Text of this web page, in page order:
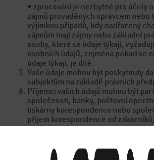
• zpracování je nezbytné pro účely
zájmů prováděných správcem nebo
výjimkou případů, kdy nadřazený
zájmům mají zájmy nebo základní
osoby, které se údaje týkají,
osobních údajů, zejména pokud se
údaje týkají, je dítě.
Vaše údaje mohou být poskytnuty
subjektům na základě právních
Příjemci vašich údajů mohou být
společnosti, banky, poštovní
tiskárny korespondence nebo
příjem korespondence od
• osobní údaje zpracované pro
provedení smlouvy a pro splnění